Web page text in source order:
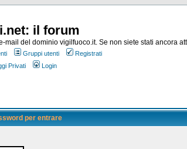
il forum
del dominio vigilfuoco.it. Se non siete stati ancora
Gruppi utenti
Registrati
Privati Login
per entrare